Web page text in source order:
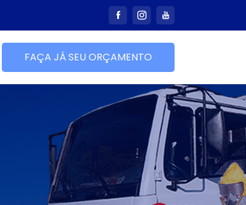
FAÇA JÁ SEU ORÇAMENTO